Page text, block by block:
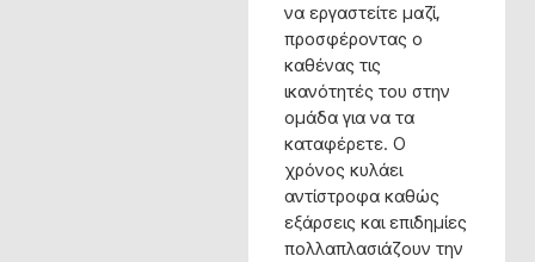
να εργαστείτε μαζί,
προσφέροντας ο
καθένας τις
ικανότητές του στην
ομάδα για να τα
καταφέρετε. Ο
χρόνος κυλάει
αντίστροφα καθώς
εξάρσεις και επιδημίες
πολλαπλασιάζουν την